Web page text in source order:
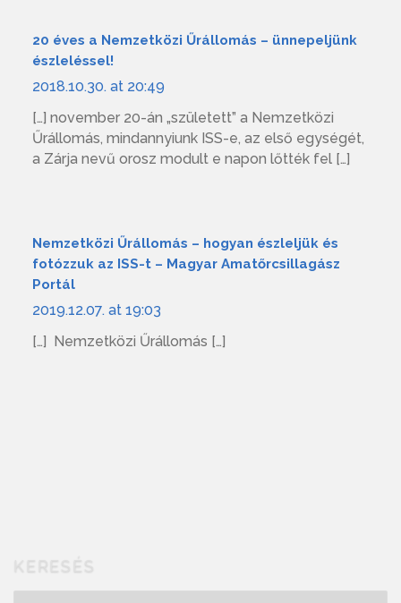
20 éves a Nemzetközi Űrállomás – ünnepeljünk
észleléssel!
2018.10.30. at 20:49
[…] november 20-án „született” a Nemzetközi
Űrállomás, mindannyiunk ISS-e, az első egységét,
a Zárja nevű orosz modult e napon lőtték fel […]
Nemzetközi Űrállomás – hogyan észleljük és
fotózzuk az ISS-t – Magyar Amatőrcsillagász
Portál
2019.12.07. at 19:03
[…] Nemzetközi Űrállomás […]
KERESÉS